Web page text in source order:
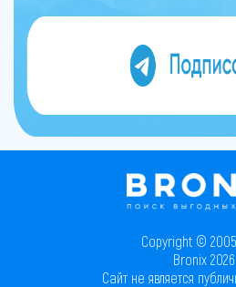
Copyright ©
Bronix 2026
Сайт не является